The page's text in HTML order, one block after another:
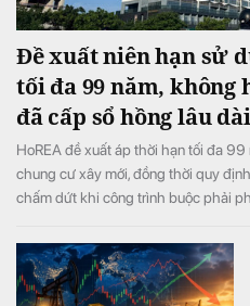
Đề xuất niên hạn sử
tối đa 99 năm, không
đã cấp sổ hồng lâu dài
HoREA đề xuất áp thời hạn tối đa
chung cư xây mới, đồng thời quy
chấm dứt khi công trình buộc phải